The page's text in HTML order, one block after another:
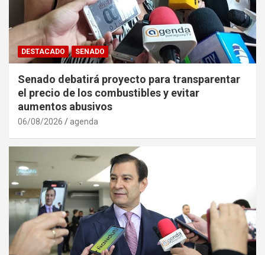
DESTACADO SENADO
Senado debatirá proyecto para transparentar
el precio de los combustibles y evitar
aumentos abusivos
06/08/2026 agenda